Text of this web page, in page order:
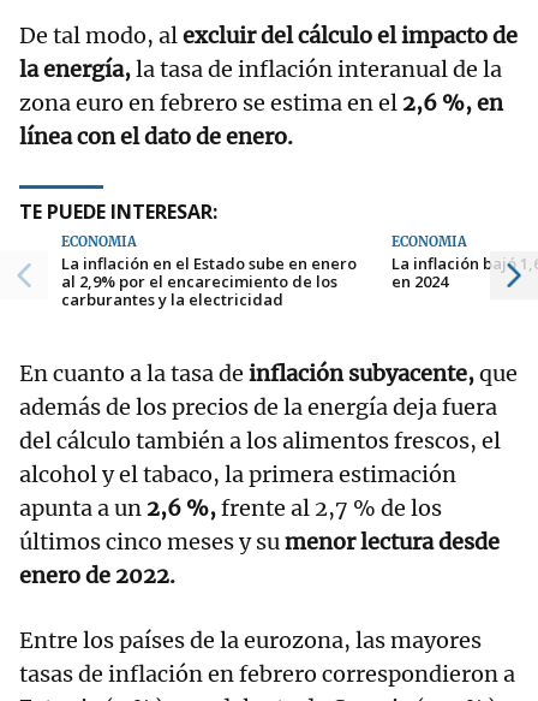
De tal modo, alexcluir del cálculo el impacto de
la energía,la tasa de inflación interanual de la
zona euro en febrero se estima en el 2,6 %, en
línea con el dato de enero.
TE PUEDE INTERESAR:
ECONOMÍA
La inflación en el Estado sube en enero
al 2,9% por el encarecimiento de los
carburantes y la electricidad
ECONOMÍA
La inflación bajó
en 2024
En cuanto a la tasa de inflación subyacente,que
además de los precios de la energía deja fuera
del cálculo también a los alimentos frescos, el
alcohol y el tabaco, la primera estimación
apunta a un 2,6 %,frente al 2,7 % de los
últimos cinco meses y sumenor lectura desde
enero de 2022.
Entre los países de la eurozona, las mayores
tasas de inflación en febrero correspondieron a